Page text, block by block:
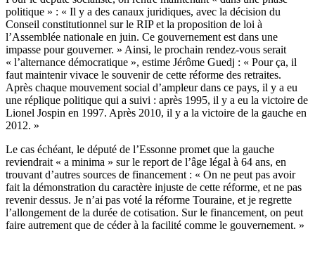
politique » : « Il y a des canaux juridiques, avec la décision du
Conseil constitutionnel sur le RIP et la proposition de loi à
l’Assemblée nationale en juin. Ce gouvernement est dans une
impasse pour gouverner. » Ainsi, le prochain rendez-vous serait
« l’alternance démocratique », estime Jérôme Guedj : « Pour ça, il
faut maintenir vivace le souvenir de cette réforme des retraites.
Après chaque mouvement social d’ampleur dans ce pays, il y a eu
une réplique politique qui a suivi : après 1995, il y a eu la victoire de
Lionel Jospin en 1997. Après 2010, il y a la victoire de la gauche en
2012. »
Le cas échéant, le député de l’Essonne promet que la gauche
reviendrait « a minima » sur le report de l’âge légal à 64 ans, en
trouvant d’autres sources de financement : « On ne peut pas avoir
fait la démonstration du caractère injuste de cette réforme, et ne pas
revenir dessus. Je n’ai pas voté la réforme Touraine, et je regrette
l’allongement de la durée de cotisation. Sur le financement, on peut
faire autrement que de céder à la facilité comme le gouvernement. »